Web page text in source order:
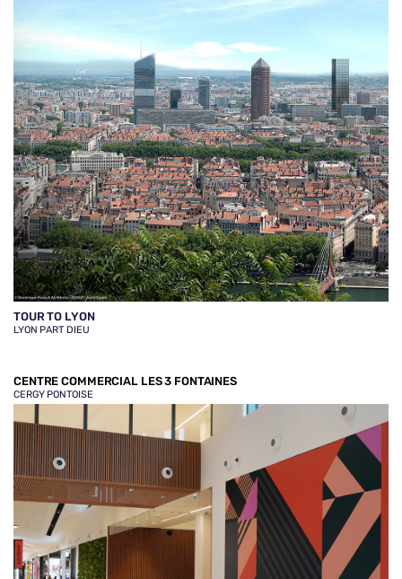
TOUR TO LYON
LYON PART DIEU
CENTRE COMMERCIAL LES 3 FONTAINES
CERGY PONTOISE